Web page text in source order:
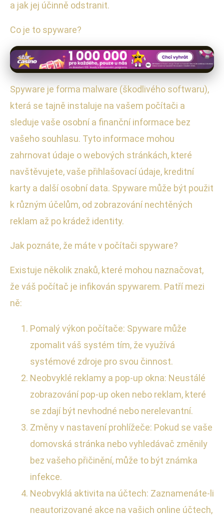
a jak jej účinně odstranit.
Co je to spyware?
Spyware je forma malware (škodlivého softwaru),
která se tajně instaluje na vašem počítači a
sleduje vaše osobní a finanční informace bez
vašeho souhlasu. Tyto informace mohou
zahrnovat údaje o webových stránkách, které
navštěvujete, vaše přihlašovací údaje, kreditní
karty a další osobní data. Spyware může být použit
k různým účelům, od zobrazování nechtěných
reklam až po krádež identity.
Jak poznáte, že máte v počítači spyware?
Existuje několik znaků, které mohou naznačovat,
že váš počítač je infikován spywarem. Patří mezi
ně:
Pomalý výkon počítače: Spyware může
zpomalit váš systém tím, že využívá
systémové zdroje pro svou činnost.
Neobvyklé reklamy a pop-up okna: Neustálé
zobrazování pop-up oken nebo reklam, které
se zdají být nevhodné nebo nerelevantní.
Změny v nastavení prohlížeče: Pokud se vaše
domovská stránka nebo vyhledávač změnily
bez vašeho přičinění, může to být známka
infekce.
Neobvyklá aktivita na účtech: Zaznamenáte-li
neautorizované akce na vašich online účtech,